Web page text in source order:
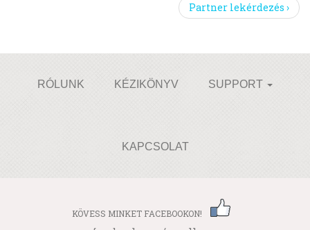
Partner lekérdezés ›
RÓLUNK KÉZIKÖNYV SUPPORT
KAPCSOLAT
KÖVESS MINKET FACEBOOKON!